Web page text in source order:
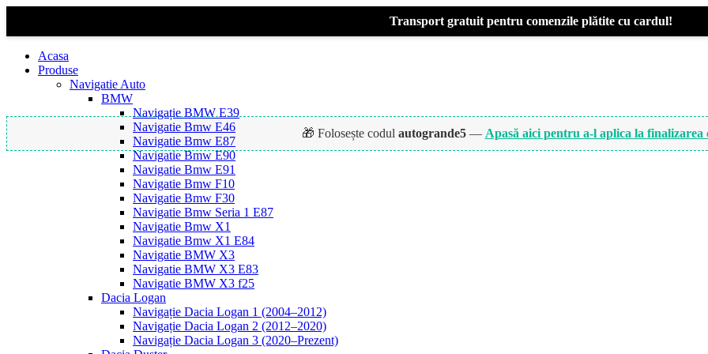
Transport gratuit pentru comenzile plătite cu cardul!
Acasa
Produse
Navigatie Auto
BMW
Navigație BMW E39
Navigatie Bmw E46
Navigatie Bmw E87
Navigatie Bmw E90
Navigatie Bmw E91
Navigatie Bmw F10
Navigatie Bmw F30
Navigatie Bmw Seria 1 E87
Navigatie Bmw X1
Navigatie Bmw X1 E84
Navigatie BMW X3
Navigatie BMW X3 E83
Navigatie BMW X3 f25
Dacia Logan
Navigație Dacia Logan 1 (2004–2012)
Navigație Dacia Logan 2 (2012–2020)
Navigație Dacia Logan 3 (2020–Prezent)
🎁 Folosește codul autogrande5— Apasă aici pentru a-l aplica la finalizarea